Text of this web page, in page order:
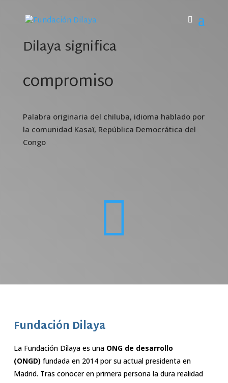
Dilaya significa
compromiso
Palabra originaria del chiluba, idioma hablado por
la comunidad Kasaï, República Democrática del
Congo

Fundación Dilaya
La Fundación Dilaya es una ONG de desarrollo
(ONGD) fundada en 2014 por su actual presidenta en
Madrid. Tras conocer en primera persona la dura realidad